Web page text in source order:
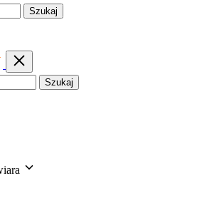
Szukaj
Szukaj